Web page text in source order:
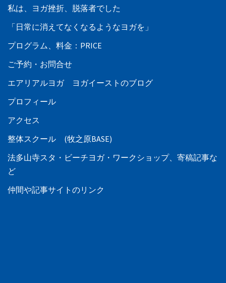
私は、ヨガ挫折、脱落者でした
「日常に消えてなくなるようなヨガを」
プログラム、料金：PRICE
ご予約・お問合せ
エアリアルヨガ ヨガイーストのブログ
プロフィール
アクセス
整体スクール (牧之原BASE)
法多山寺スタ・ビーチヨガ・ワークショップ、寄稿記事な
ど
仲間や記事サイトのリンク